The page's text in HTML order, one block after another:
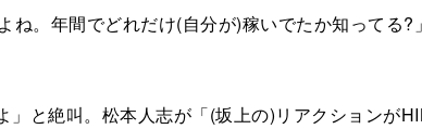
。年間でどれだけ(自分が)稼いでたか知って
と絶叫。松本人志が「(坂上の)リアクションが